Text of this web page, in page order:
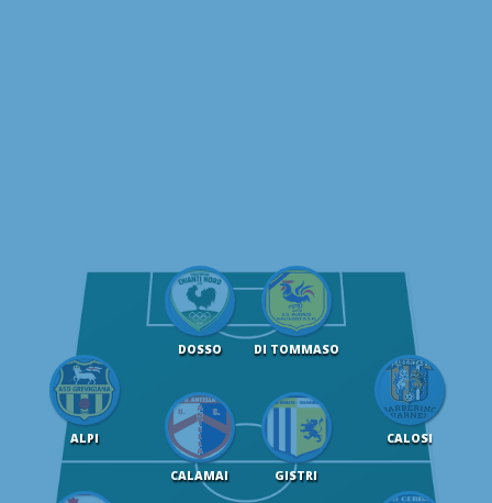
ALPI
CALAMAI GISTRI
CALOSI
DOSSO DI TOMMASO